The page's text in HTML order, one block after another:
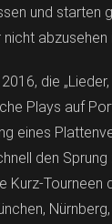
und starten
abzusehen
die
Plays auf
eines
den
Kurz-Tourneen